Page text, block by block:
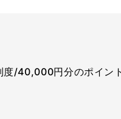
/40,000円分のポイン